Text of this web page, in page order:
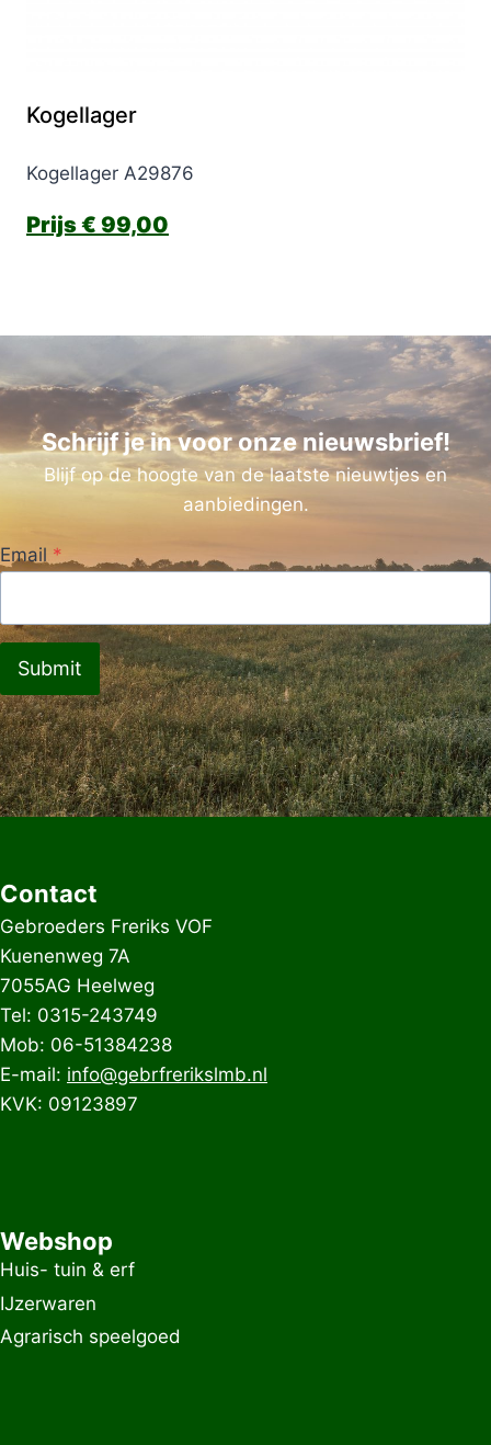
Kogellager
Kogellager A29876
€ 99,00
Schrijf je in voor onze nieuwsbrief!
Blijf op de hoogte van de laatste nieuwtjes en
aanbiedingen.
Email *
Submit
Contact
Gebroeders Freriks VOF
Kuenenweg 7A
7055AG Heelweg
Tel: 0315-243749
Mob: 06-51384238
E-mail: info@gebrfrerikslmb.nl
KVK: 09123897
Webshop
Huis- tuin & erf
IJzerwaren
Agrarisch speelgoed